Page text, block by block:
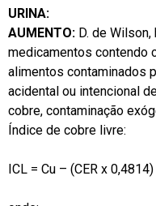
URINA:
AUMENTO: D. de
medicamentos contendo
alimentos contaminados
acidental ou intencional
cobre, contaminação
Índice de cobre livre:
ICL = Cu – (CER x 0,4814)